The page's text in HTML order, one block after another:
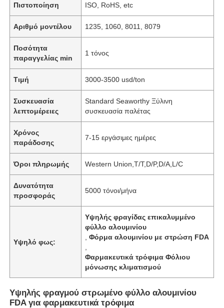
Πιστοποίηση ISO, RoHS, etc
Αριθμό μοντέλου 1235, 1060, 8011, 8079
Ποσότητα
παραγγελίας min
1 τόνος
Τιμή 3000-3500 usd/ton
Συσκευασία
λεπτομέρειες
Standard Seaworthy Ξύλινη
συσκευασία παλέτας
Χρόνος
παράδοσης
7-15 εργάσιμες ημέρες
Όροι πληρωμής Western Union,T/T,D/P,D/A,L/C
Δυνατότητα
προσφοράς
5000 τόνοι/μήνα
Υψηλό φως:
Υψηλής φραγίδας επικαλυμμένο
φύλλο αλουμινίου
,Φόρμα αλουμινίου με στρώση FDA
Φαρμακευτικά τρόφιμα Φόλιου
μόνωσης κλιματισμού
Υψηλής φραγμού στρωμένο φύλλο αλουμινίου
FDA για φαρμακευτικά τρόφιμα